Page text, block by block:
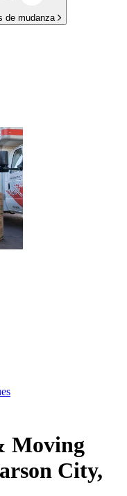
de mudanza
Moving
City,